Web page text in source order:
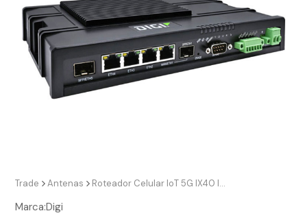
Trade Antenas Roteador Celular IoT 5G IX40 IX40-05
Marca:Digi